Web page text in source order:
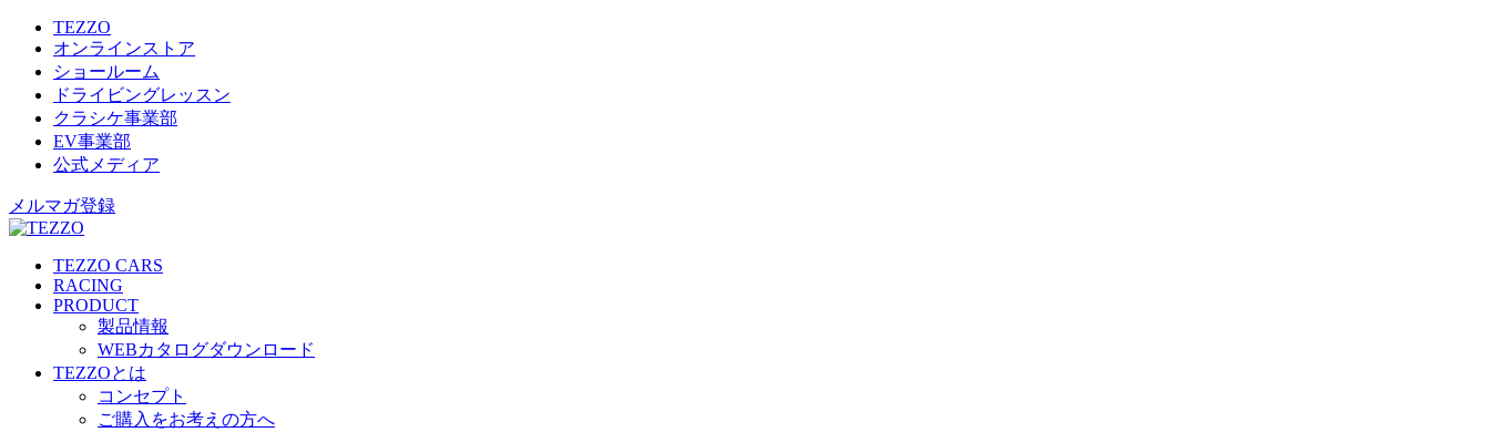
TEZZO
オンラインストア
ショールーム
ドライビングレッスン
クラシケ事業部
EV事業部
公式メディア
メルマガ登録
TEZZO CARS
RACING
PRODUCT
製品情報
WEBカタログダウンロード
TEZZOとは
コンセプト
ご購入をお考えの方へ